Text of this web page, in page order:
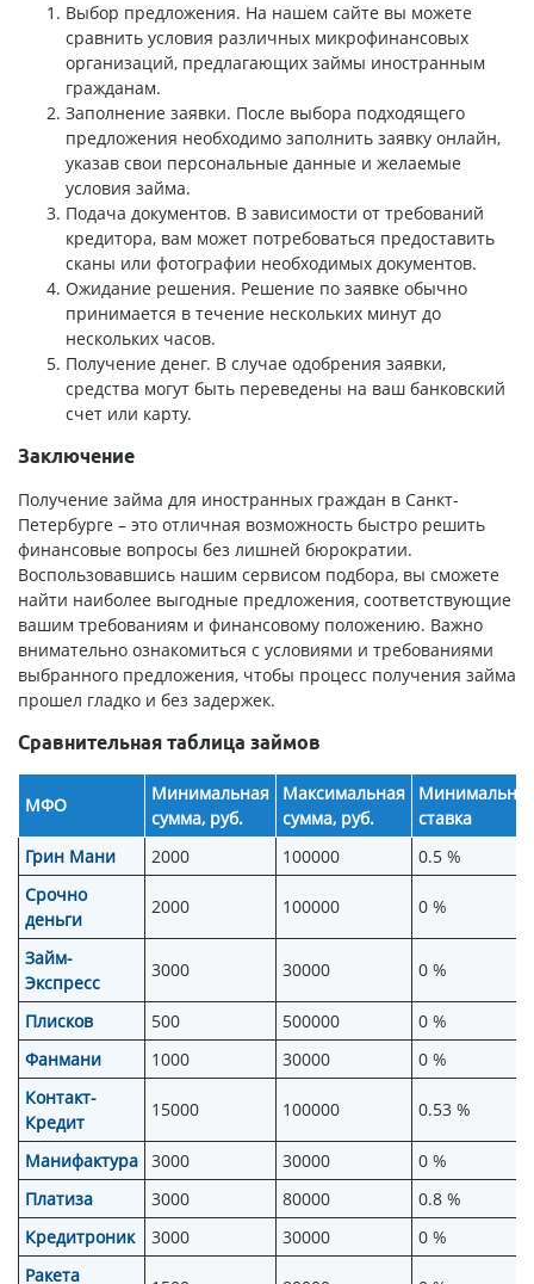
Выбор предложения. На нашем сайте вы можете
сравнить условия различных микрофинансовых
организаций, предлагающих займы иностранным
гражданам.
Заполнение заявки. После выбора подходящего
предложения необходимо заполнить заявку онлайн,
указав свои персональные данные и желаемые
условия займа.
Подача документов. В зависимости от требований
кредитора, вам может потребоваться предоставить
сканы или фотографии необходимых документов.
Ожидание решения. Решение по заявке обычно
принимается в течение нескольких минут до
нескольких часов.
Получение денег. В случае одобрения заявки,
средства могут быть переведены на ваш банковский
счет или карту.
Заключение
Получение займа для иностранных граждан в Санкт-
Петербурге – это отличная возможность быстро решить
финансовые вопросы без лишней бюрократии.
Воспользовавшись нашим сервисом подбора, вы сможете
найти наиболее выгодные предложения, соответствующие
вашим требованиям и финансовому положению. Важно
внимательно ознакомиться с условиями и требованиями
выбранного предложения, чтобы процесс получения займа
прошел гладко и без задержек.
Сравнительная таблица займов
МФО
Минимальная
сумма, руб.
Максимальная
сумма, руб.
ставка
Грин Мани
2000 100000
0.5 %
Срочно
деньги
2000 100000 0 %
Займ-
Экспресс
3000 30000 0 %
Плисков 500 500000
0 %
Фанмани
1000 30000
0 %
Контакт-
Кредит
15000 100000 0.53 %
Манифактура 3000 30000
0 %
Платиза
3000 80000
0.8 %
Кредитроник
3000 30000
0 %
Ракета